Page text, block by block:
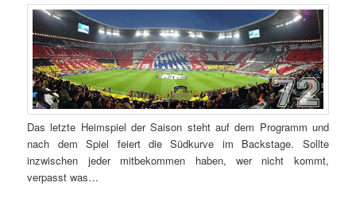
Das letzte Heimspiel der Saison steht auf dem Programm und
nach dem Spiel feiert die Südkurve im Backstage. Sollte
inzwischen jeder mitbekommen haben, wer nicht kommt,
verpasst was…